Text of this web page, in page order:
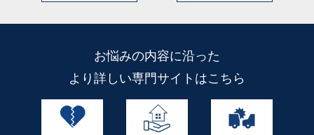
お悩みの内容に沿った
より詳しい専門サイトはこちら